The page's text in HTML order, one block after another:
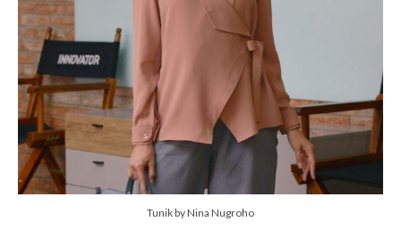
Tunik by Nina Nugroho